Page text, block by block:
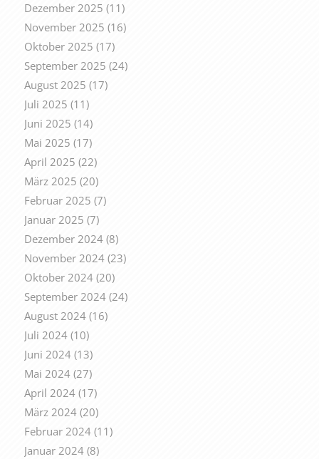
Dezember 2025 (11)
November 2025 (16)
Oktober 2025 (17)
September 2025 (24)
August 2025 (17)
Juli 2025 (11)
Juni 2025 (14)
Mai 2025 (17)
April 2025 (22)
März 2025 (20)
Februar 2025 (7)
Januar 2025 (7)
Dezember 2024(8)
November 2024(23)
Oktober 2024(20)
September 2024(24)
August 2024(16)
Juli 2024(10)
Juni 2024(13)
Mai 2024(27)
April 2024(17)
März 2024(20)
Februar 2024(11)
Januar 2024(8)